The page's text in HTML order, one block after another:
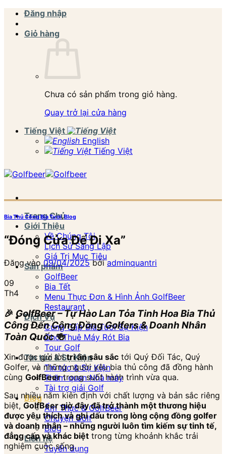
qua
Đăng nhập
Giỏ hàng
Chưa có sản phẩm trong giỏ hàng.
Quay trở lại cửa hàng
Tiếng Việt
English
Tiếng Việt
Trang Chủ
Giới Thiệu
Về Chúng Tôi
Lịch Sử Sáng Lập
Giá Trị Mục Tiêu
Sản phẩm
GolfBeer
Bia Tết
Menu Thực Đơn & Hình Ảnh GolfBeer
Restaurant
Dịch Vụ
Cung Cấp Bia Tươi Sự Kiện
Cho Thuê Máy Rót Bia
Tour Golf
Tin tức & Sự Kiện
Tin tức & Sự Kiện
Thăm quan Nhà máy
Tài trợ giải Golf
Blog
Ẩm Thực & GolfBeer
Chuyện Golf
Blog
Liên hệ
Tuyển dụng
Bia Thủ Công Bia Tươi,Blog
“Đóng Cửa Để Đi Xa”
Đăng vào09/04/2025 bởiadminquantri
09
Th4
🎉 GolfBeer – Tự Hào Lan Tỏa Tinh Hoa Bia Thủ
Công Đến Cộng Đồng Golfers & Doanh Nhân
Toàn Quốc🍻
Xin được gửi lờitri ân sâu sắc tới Quý Đối Tác, Quý
Golfer, và những người yêu bia thủ công đã đồng hành
cùng GolfBeertrong suốt hành trình vừa qua.
Sau nhiều năm kiên định với chất lượng và bản sắc riêng
biệt, GolfBeer giờ đây đã trở thành một thương hiệu
được yêu thích và ghi dấu trong lòng cộng đồng golfer
và doanh nhân – những người luôn tìm kiếm sự tinh tế,
đẳng cấp và khác biệt trong từng khoảnh khắc trải
nghiệm cuộc sống.